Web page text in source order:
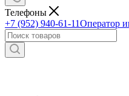
Телефоны
+7 (952) 940-61-11Оператор